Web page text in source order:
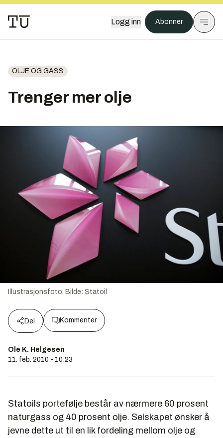
Logg inn Abonner
OLJE OG GASS
Trenger mer olje
Illustrasjonsfoto. Bilde: Statoil
Del Kommenter
Ole K. Helgesen
11. feb. 2010 - 10:23
Statoils portefølje består av nærmere 60 prosent
naturgass og 40 prosent olje. Selskapet ønsker å
jevne dette ut til en lik fordeling mellom olje og